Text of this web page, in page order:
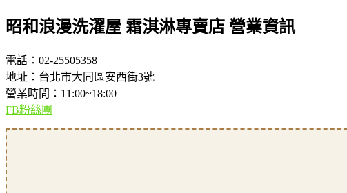
昭和浪漫洗濯屋 霜淇淋專賣店 營業資訊
電話：02-25505358
地址：台北市大同區安西街3號
營業時間：11:00~18:00
FB粉絲團